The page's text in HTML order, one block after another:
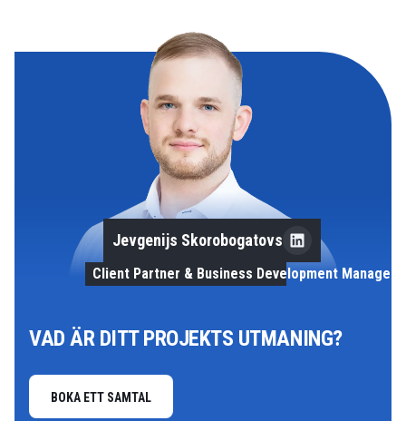
VAD ÄR DITT PROJEKTS UTMANING?
BOKA ETT SAMTAL
Jevgenijs Skorobogatovs
Client Partner & Business Development Manager